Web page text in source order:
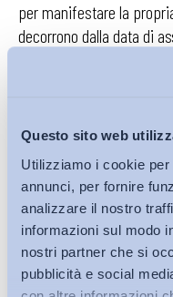
Questo sito web
Utilizziamo i cookie
annunci, per fornire
analizzare il nostro
informazioni sul modo
nostri partner che si
pubblicità e social
per manifestare la
decorrono dalla data di
organizzazioni
riconosciute
rappresentanza
amministrazioni (Aran)
conseguenze sui
rappresentatività di tali
non saranno computati